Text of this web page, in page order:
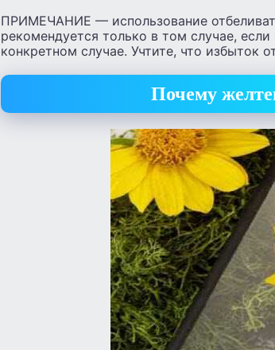
ПРИМЕЧАНИЕ — использование
рекомендуется только в том случае,
конкретном случае. Учтите, что избыток
Почему